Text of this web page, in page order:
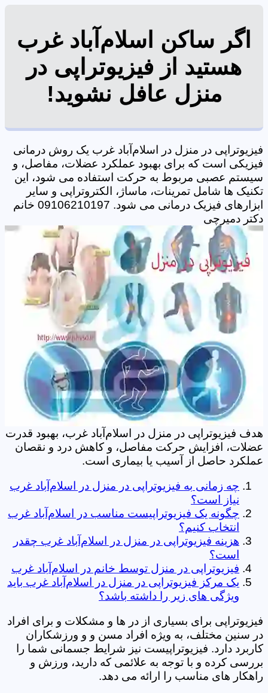
اگر ساکن اسلام‌آباد غرب
هستید از فیزیوتراپی در
منزل عافل نشوید!
فیزیوتراپی در منزل در اسلام‌آباد غرب یک روش درمانی
فیزیکی است که برای بهبود عملکرد عضلات، مفاصل، و
سیستم عصبی مربوط به حرکت استفاده می شود، این
تکنیک ها شامل تمرینات، ماساژ، الکتروتراپی و سایر
ابزارهای فیزیک درمانی می شود. 09106210197 خانم
دکتر دمیرچی
هدف فیزیوتراپی در منزل در اسلام‌آباد غرب، بهبود قدرت
عضلات، افزایش حرکت مفاصل، و کاهش درد و نقصان
عملکرد حاصل از آسیب یا بیماری است.
چه زمانی به فیزیوتراپی در منزل در اسلام‌آباد غرب
نیاز است؟
چگونه یک فیزیوتراپیست مناسب در اسلام‌آباد غرب
انتخاب کنیم؟
هزینه فیزیوتراپی در منزل در اسلام‌آباد غرب چقدر
است؟
فیزیوتراپی در منزل توسط خانم در اسلام‌آباد غرب
یک مرکز فیزیوتراپی در منزل در اسلام‌آباد غرب باید
ویژگی های زیر را داشته باشد؟
فیزیوتراپی برای بسیاری از در ها و مشکلات و برای افراد
در سنین مختلف، به ویژه افراد مسن و و ورزشکاران
کاربرد دارد. فیزیوتراپیست نیز شرایط جسمانی شما را
بررسی کرده و با توجه به علائمی که دارید، ورزش و
راهکار های مناسب را ارائه می دهد.